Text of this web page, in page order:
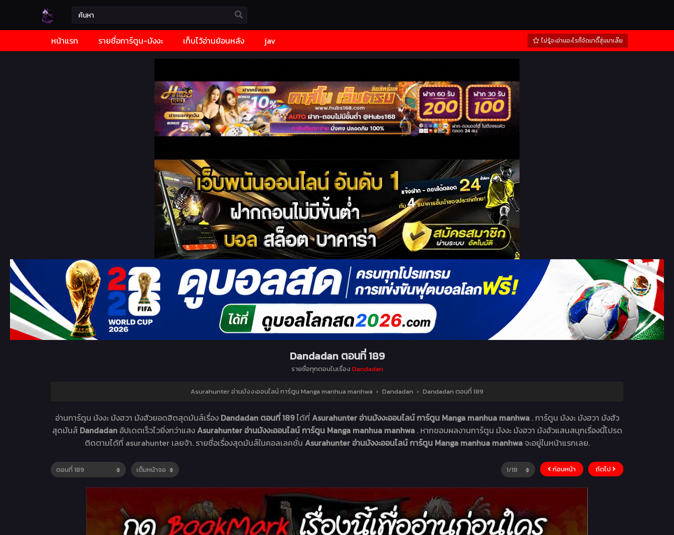
หน้าแรก รายชื่อการ์ตูน-มังงะ เก็บไว้อ่านย้อนหลัง jav ไม่รู้จะอ่านอะไรก็จัดมาดิ๊สุ่มมาเล๊ย
Dandadan ตอนที่ 189
รายชื่อทุกตอนในเรื่อง Dandadan
Asurahunter อ่านมังงะออนไลน์ การ์ตูน Manga manhua manhwa › Dandadan › Dandadan ตอนที่ 189
อ่านการ์ตูน มังงะ มังฮวา มังฮัวยอดฮิตสุดมันส์เรื่อง Dandadan ตอนที่ 189ได้ที่Asurahunter อ่านมังงะออนไลน์ การ์ตูน Manga manhua manhwa . การ์ตูน มังงะ มังฮวา มังฮัว
สุดมันส์ Dandadan อัปเดตเร็วไวยิ่งกว่าแสงAsurahunter อ่านมังงะออนไลน์ การ์ตูน Manga manhua manhwa . หากชอบผลงานการ์ตูน มังงะ มังฮวา มังฮัวแสนสนุกเรื่องนี้โปรด
ติดตามได้ที่ asurahunter เลยจ้า. รายชื่อเรื่องสุดมันส์ในคอลเลคชั่น Asurahunter อ่านมังงะออนไลน์ การ์ตูน Manga manhua manhwa จะอยู่ในหน้าแรกเลย.
ก่อนหน้า ถัดไป